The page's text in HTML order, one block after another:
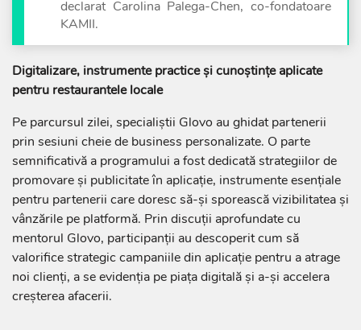
declarat Carolina Palega-Chen, co-fondatoare
KAMII.
Digitalizare, instrumente practice și cunoștințe aplicate
pentru restaurantele locale
Pe parcursul zilei, specialiștii Glovo au ghidat partenerii
prin sesiuni cheie de business personalizate. O parte
semnificativă a programului a fost dedicată strategiilor de
promovare și publicitate în aplicație, instrumente esențiale
pentru partenerii care doresc să-și sporească vizibilitatea și
vânzările pe platformă. Prin discuții aprofundate cu
mentorul Glovo, participanții au descoperit cum să
valorifice strategic campaniile din aplicație pentru a atrage
noi clienți, a se evidenția pe piața digitală și a-și accelera
creșterea afacerii.